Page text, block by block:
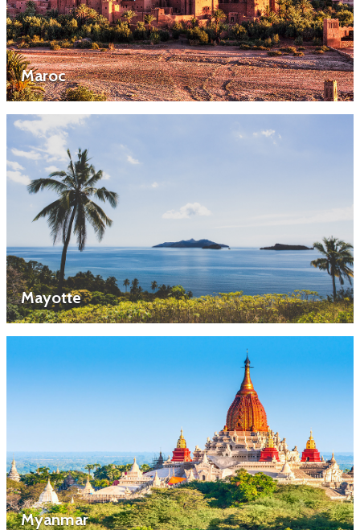
Maroc
Mayotte
Myanmar